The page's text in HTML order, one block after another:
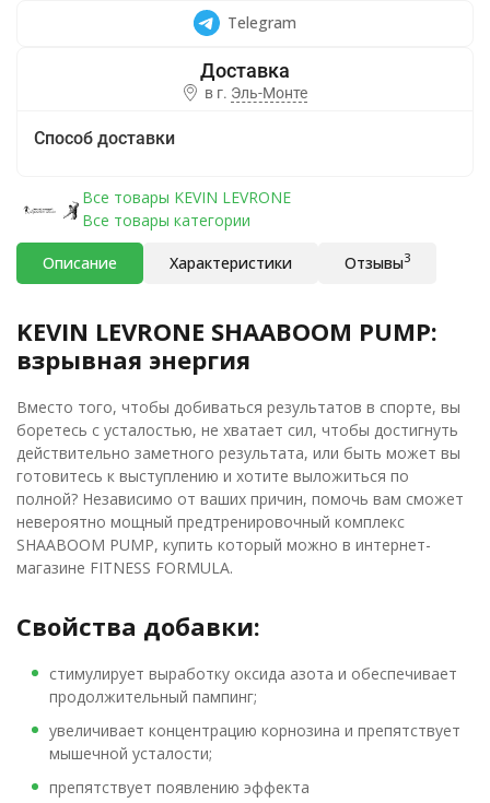
Telegram
в г. Эль-Монте
Способ доставки
Все товары KEVIN LEVRONE
Все товары категории
Описание Характеристики Отзывы3
KEVIN LEVRONE SHAABOOM PUMP:
взрывная энергия
Вместо того, чтобы добиваться результатов в спорте, вы
боретесь с усталостью, не хватает сил, чтобы достигнуть
действительно заметного результата, или быть может вы
готовитесь к выступлению и хотите выложиться по
полной? Независимо от ваших причин, помочь вам сможет
невероятно мощный предтренировочный комплекс
SHAABOOM PUMP, купить который можно в интернет-
магазине FITNESS FORMULA.
Свойства добавки:
стимулирует выработку оксида азота и обеспечивает
продолжительный пампинг;
увеличивает концентрацию корнозина и препятствует
мышечной усталости;
препятствует появлению эффекта